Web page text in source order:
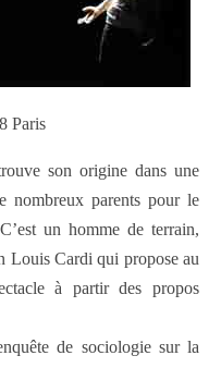
Paris
son origine dans une
nombreux parents pour le
un homme de terrain,
Louis Cardi qui propose au
à partir des propos
de sociologie sur la